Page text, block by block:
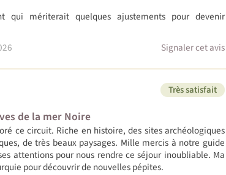
qui mériterait quelques ajustements pour devenir
Signaler cet avis
Très satisfait
de la mer Noire
ce circuit. Riche en histoire, des sites archéologiques
de très beaux paysages. Mille mercis à notre guide
attentions pour nous rendre ce séjour inoubliable. Ma
pour découvrir de nouvelles pépites.